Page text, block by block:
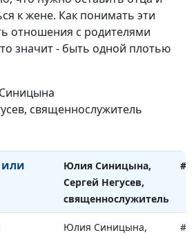
к жене. Как понимать эти
отношения с родителями
значит - быть одной плотью
священнослужитель
священнослужитель
Юлия Синицына,
Сергей Негусев,
Юлия Синицына,
Сергей Негусев,
или
Юлия Синицына,
Сергей Негусев,
священнослужитель
Юлия Синицына,